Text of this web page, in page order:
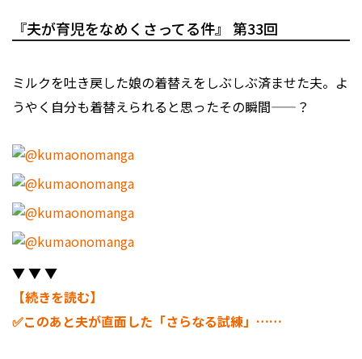
『夫が育児をなめくさってる件』 第33回
ミルクを吐き戻した娘の着替えをしぶしぶ済ませた夫。よ
うやく自分も着替えられると思ったその瞬間——？
▼ ▼ ▼
【続きを読む】
✅このあと夫が直面した「さらなる試練」……